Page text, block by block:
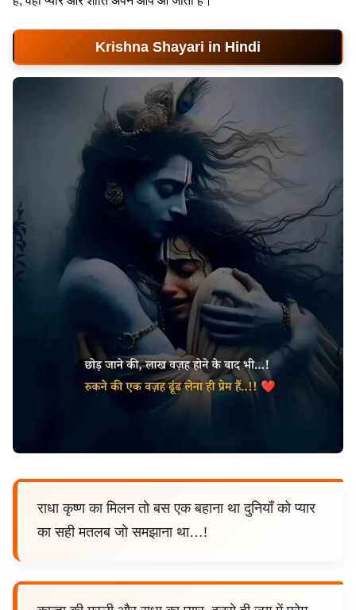
Krishna Shayari in Hindi
राधा कृष्ण का मिलन तो बस एक बहाना था दुनियाँ को प्यार
का सही मतलब जो समझाना था…!